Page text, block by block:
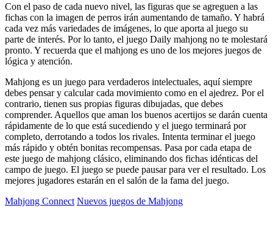
Con el paso de cada nuevo nivel, las figuras que se agreguen a las
fichas con la imagen de perros irán aumentando de tamaño. Y habrá
cada vez más variedades de imágenes, lo que aporta al juego su
parte de interés. Por lo tanto, el juego Daily mahjong no te molestará
pronto. Y recuerda que el mahjong es uno de los mejores juegos de
lógica y atención.
Mahjong es un juego para verdaderos intelectuales, aquí siempre
debes pensar y calcular cada movimiento como en el ajedrez. Por el
contrario, tienen sus propias figuras dibujadas, que debes
comprender. Aquellos que aman los buenos acertijos se darán cuenta
rápidamente de lo que está sucediendo y el juego terminará por
completo, derrotando a todos los rivales. Intenta terminar el juego
más rápido y obtén bonitas recompensas. Pasa por cada etapa de
este juego de mahjong clásico, eliminando dos fichas idénticas del
campo de juego. El juego se puede pausar para ver el resultado. Los
mejores jugadores estarán en el salón de la fama del juego.
Mahjong Connect Nuevos juegos de Mahjong